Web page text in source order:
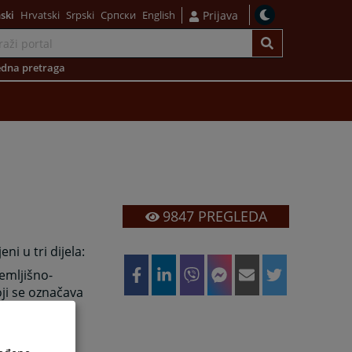
Hrvatski Srpski Српски English Prijava
pretraga
u tri dijela:
se označava
9847PREGLEDA